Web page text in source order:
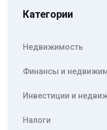
Категории
Недвижимость
Финансы и
Инвестиции и
Налоги